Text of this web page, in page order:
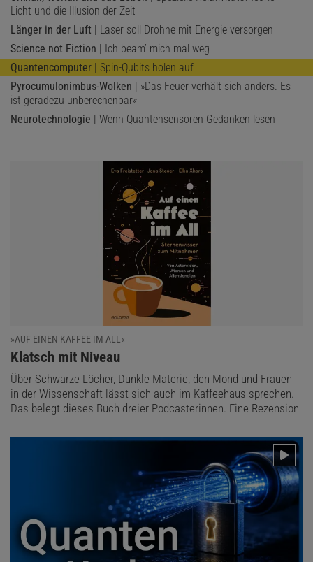
Licht und die Illusion der Zeit
Länger in der Luft | Laser soll Drohne mit Energie versorgen
Science not Fiction | Ich beam’ mich mal weg
Quantencomputer | Spin-Qubits holen auf
Pyrocumulonimbus-Wolken | »Das Feuer verhält sich anders. Es
ist geradezu unberechenbar«
Neurotechnologie | Wenn Quantensensoren Gedanken lesen
»AUF EINEN KAFFEE IM ALL«
:
Klatsch mit Niveau
Über Schwarze Löcher, Dunkle Materie, den Mond und Frauen
in der Wissenschaft lässt sich auch im Kaffeehaus sprechen.
Das belegt dieses Buch dreier Podcasterinnen. Eine Rezension